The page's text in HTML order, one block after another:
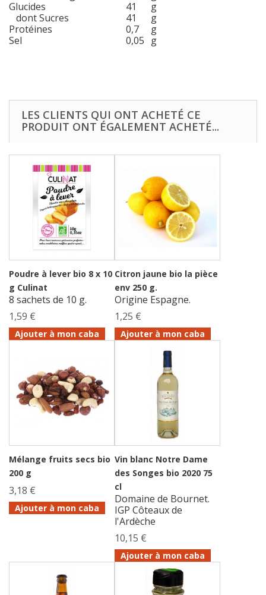
Glucides
41
g
dont Sucres
41
g
Protéines
0,7
g
Sel
0,05 g
LES CLIENTS QUI ONT ACHETÉ CE
PRODUIT ONT ÉGALEMENT ACHETÉ...
Poudre à lever bio 8 x 10
g Culinat
8 sachets de 10 g.
1,59 €
Ajouter à mon caba
Citron jaune bio la pièce
env 250 g.
Origine Espagne.
1,25 €
Ajouter à mon caba
Mélange fruits secs bio
200 g
3,18 €
Ajouter à mon caba
Vin blanc Notre Dame
des Songes bio 2020 75
cl
Domaine de Bournet.
IGP Côteaux de
l'Ardèche
10,15 €
Ajouter à mon caba